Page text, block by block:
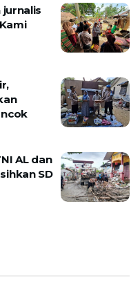
jurnalis
AL dan
SD